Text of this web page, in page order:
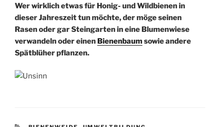
Wer wirklich etwas für Honig- und Wildbienen in
dieser Jahreszeit tun möchte, der möge seinen
Rasen oder gar Steingarten in eine Blumenwiese
verwandeln oder einen Bienenbaumsowie andere
Spätblüher pflanzen.